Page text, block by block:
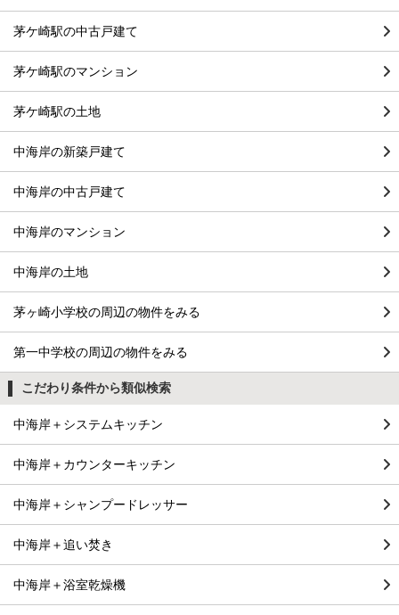
茅ケ崎駅の中古戸建て
茅ケ崎駅のマンション
茅ケ崎駅の土地
中海岸の新築戸建て
中海岸の中古戸建て
中海岸のマンション
中海岸の土地
茅ヶ崎小学校の周辺の物件をみる
第一中学校の周辺の物件をみる
こだわり条件から類似検索
中海岸＋システムキッチン
中海岸＋カウンターキッチン
中海岸＋シャンプードレッサー
中海岸＋追い焚き
中海岸＋浴室乾燥機